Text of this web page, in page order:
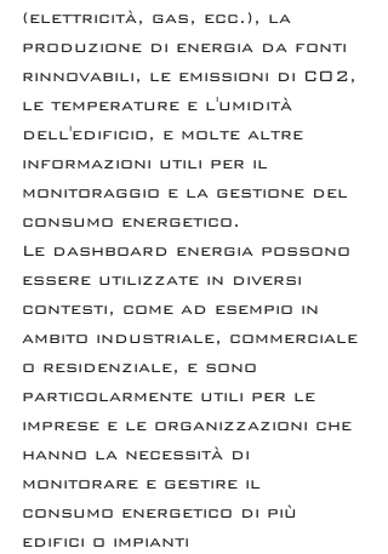
(elettricità, gas, ecc.), la
produzione di energia da fonti
rinnovabili, le emissioni di CO2,
le temperature e l'umidità
dell'edificio, e molte altre
informazioni utili per il
monitoraggio e la gestione del
consumo energetico.
Le dashboard energia possono
essere utilizzate in diversi
contesti, come ad esempio in
ambito industriale, commerciale
o residenziale, e sono
particolarmente utili per le
imprese e le organizzazioni che
hanno la necessità di
monitorare e gestire il
consumo energetico di più
edifici o impianti